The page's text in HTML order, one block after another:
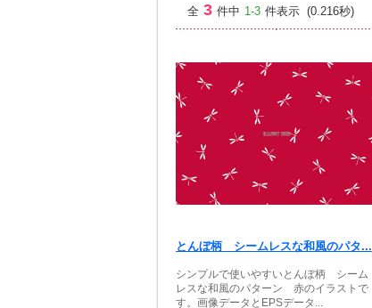
全 3 件中 1-3 件表示 (0.216秒)
とんぼ柄 シームレスな和風のパタ...
シンプルで使いやすいとんぼ柄 シーム
レスな和風のパターン 赤のイラストで
す。画像データとEPSデータ...